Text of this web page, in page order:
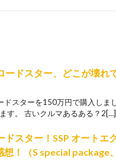
ードスター、どこが壊れ
ドスターを150万円で購入しま
す。 古いクルマあるある？2[…]
ドスター！SSP オート
想！（S special package